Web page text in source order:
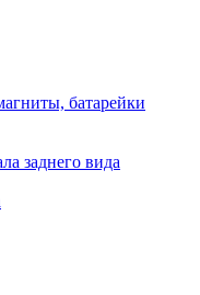
батарейки
заднего вида